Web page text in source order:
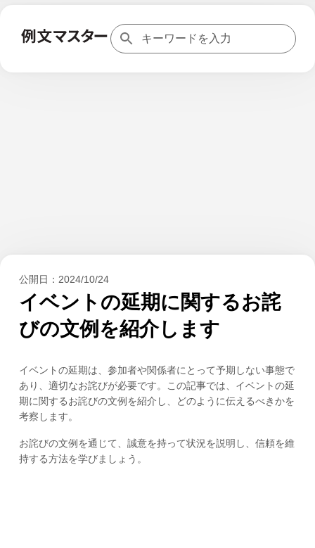
公開日： 2024/10/24
イベントの延期に関するお詫
びの文例を紹介します
イベントの延期は、参加者や関係者にとって予期しない事態で
あり、適切なお詫びが必要です。この記事では、イベントの延
期に関するお詫びの文例を紹介し、どのように伝えるべきかを
考察します。
お詫びの文例を通じて、誠意を持って状況を説明し、信頼を維
持する方法を学びましょう。